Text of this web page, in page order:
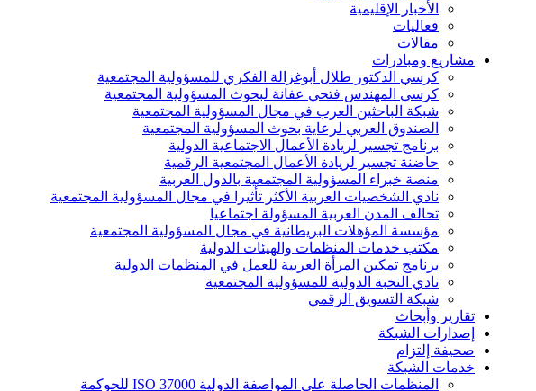
الأخبار الإقليمية
فعاليات
مقالات
مشاريع ومبادرات
كرسي الدكتور طلال أبوغزالة الفكري للمسؤولية المجتمعية
كرسي المهندس فتحي عفانة لبحوث المسؤولية المجتمعية
شبكة الباحثين العرب في مجال المسؤولية المجتمعية
الصندوق العربي لرعاية بحوث المسؤولية المجتمعية
برنامج تجسير لريادة الأعمال الاجتماعية الدولية
حاضنة تجسير لريادة الأعمال المجتمعية الرقمية
منصة خبراء المسؤولية المجتمعية بالدول العربية
نادي الشخصيات العربية الأكثر تأثيرا في مجال المسؤولية المجتمعية
تحالف المدن العربية المسؤولة اجتماعيا
مؤسسة المؤهلات البريطانية في مجال المسؤولية المجتمعية
مكتب خدمات المنظمات والهيئات الدولية
برنامج تمكين المرأة العربية للعمل في المنظمات الدولية
نادي النخبة الدولية للمسؤولية المجتمعية
شبكة التسويق الرقمي
تقارير وأبحاث
إصدارات الشبكة
صحيفة إلتزام
خدمات الشبكة
المنظمات الحاصلة على المواصفة الدولية ISO 37000 للحوكمة